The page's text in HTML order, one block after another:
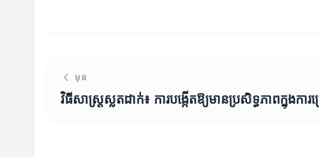
មុន
វិធីសាស្រ្តស្លតដាក់៖ ការបង្កើតឱ្យមានប្រសិទ្ធភាពក្នុងការ